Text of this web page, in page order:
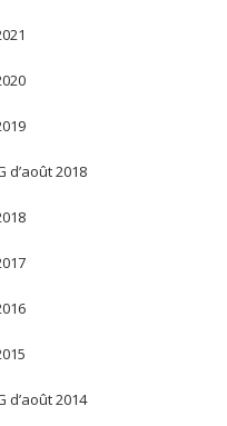
d’août 2018
d’août 2014